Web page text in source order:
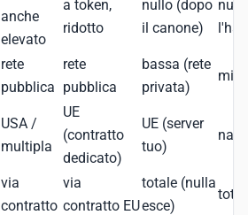
anche
elevato
a token,
ridotto
nullo (dopo
il canone)
rete
pubblica
rete
pubblica
bassa (rete
privata)
USA /
multipla
UE
(contratto
dedicato)
UE (server
tuo)
via
contratto
via
contratto EU
totale (nulla
esce)